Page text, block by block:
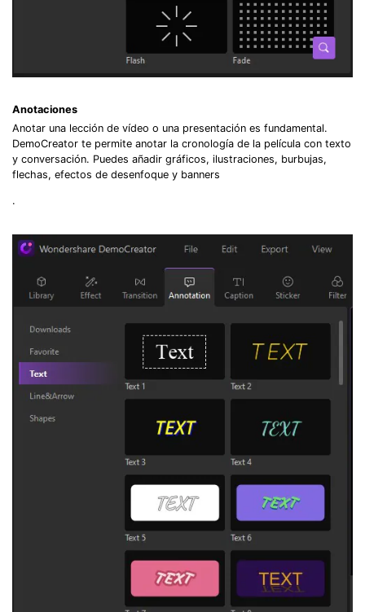
Anotaciones
Anotar una lección de vídeo o una presentación es fundamental.
DemoCreator te permite anotar la cronología de la película con texto
y conversación. Puedes añadir gráficos, ilustraciones, burbujas,
flechas, efectos de desenfoque y banners
.